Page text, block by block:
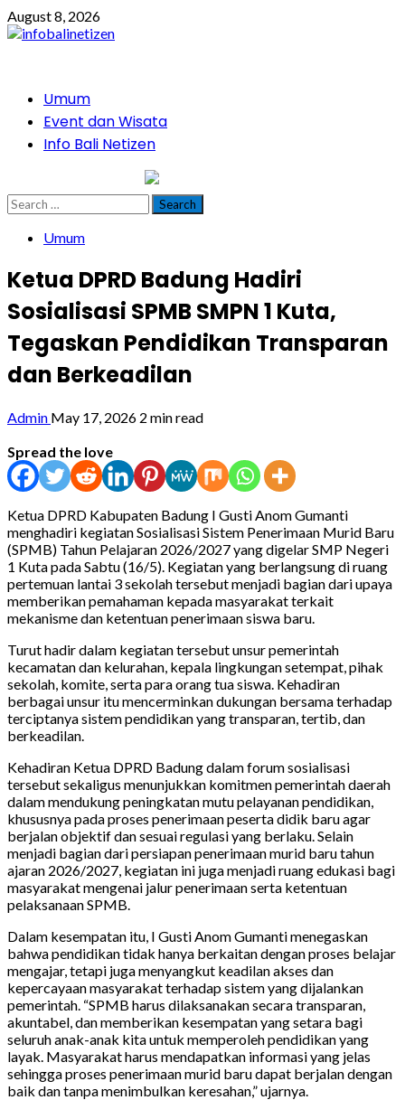
Skip
to
August 8, 2026
PrimaryUmum
Event dan Wisata
Info Bali Netizen
Search
for:
Umum
Ketua DPRD Badung Hadiri
Sosialisasi SPMB SMPN 1 Kuta,
Tegaskan Pendidikan Transparan
dan Berkeadilan
Admin May 17, 2026 2 min read
Spread the love
Ketua DPRD Kabupaten Badung I Gusti Anom Gumanti
menghadiri kegiatan Sosialisasi Sistem Penerimaan Murid Baru
(SPMB) Tahun Pelajaran 2026/2027 yang digelar SMP Negeri
1 Kuta pada Sabtu (16/5). Kegiatan yang berlangsung di ruang
pertemuan lantai 3 sekolah tersebut menjadi bagian dari upaya
memberikan pemahaman kepada masyarakat terkait
mekanisme dan ketentuan penerimaan siswa baru.
Turut hadir dalam kegiatan tersebut unsur pemerintah
kecamatan dan kelurahan, kepala lingkungan setempat, pihak
sekolah, komite, serta para orang tua siswa. Kehadiran
berbagai unsur itu mencerminkan dukungan bersama terhadap
terciptanya sistem pendidikan yang transparan, tertib, dan
berkeadilan.
Kehadiran Ketua DPRD Badung dalam forum sosialisasi
tersebut sekaligus menunjukkan komitmen pemerintah daerah
dalam mendukung peningkatan mutu pelayanan pendidikan,
khususnya pada proses penerimaan peserta didik baru agar
berjalan objektif dan sesuai regulasi yang berlaku. Selain
menjadi bagian dari persiapan penerimaan murid baru tahun
ajaran 2026/2027, kegiatan ini juga menjadi ruang edukasi bagi
masyarakat mengenai jalur penerimaan serta ketentuan
pelaksanaan SPMB.
Dalam kesempatan itu, I Gusti Anom Gumanti menegaskan
bahwa pendidikan tidak hanya berkaitan dengan proses belajar
mengajar, tetapi juga menyangkut keadilan akses dan
kepercayaan masyarakat terhadap sistem yang dijalankan
pemerintah. “SPMB harus dilaksanakan secara transparan,
akuntabel, dan memberikan kesempatan yang setara bagi
seluruh anak-anak kita untuk memperoleh pendidikan yang
layak. Masyarakat harus mendapatkan informasi yang jelas
sehingga proses penerimaan murid baru dapat berjalan dengan
baik dan tanpa menimbulkan keresahan,” ujarnya.